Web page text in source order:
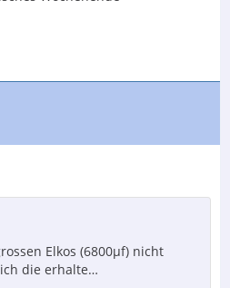
Elkos (6800μf) nicht
die erhalte…